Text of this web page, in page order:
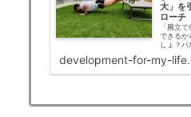
大」を
ローチ
「腕立
できるか
しょ？バ
ンチプ
う思って
development-for-my-